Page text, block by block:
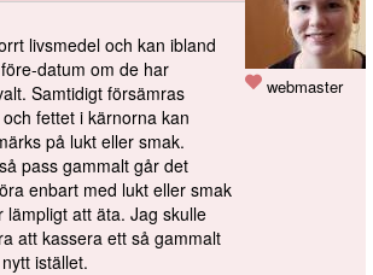
webmaster
livsmedel och kan ibland
datum om de har
Samtidigt försämras
fettet i kärnorna kan
på lukt eller smak.
pass gammalt går det
enbart med lukt eller smak
att äta. Jag skulle
att kassera ett så gammalt
istället.